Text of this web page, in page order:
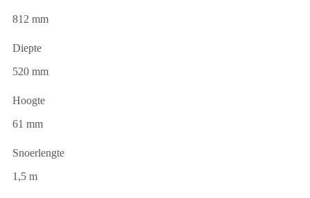
812 mm
Diepte
520 mm
Hoogte
61 mm
Snoerlengte
1,5 m